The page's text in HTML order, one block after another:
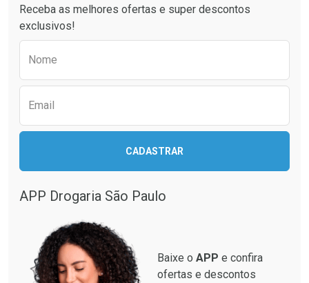
Comprar sem Desconto
Comprar sem Desconto
Comprar sem Desconto
Comprar sem Desconto
Receba as melhores ofertas e super descontos
exclusivos!
Nome
Email
CADASTRAR
APP Drogaria São Paulo
Baixe o APP e confira
ofertas e descontos